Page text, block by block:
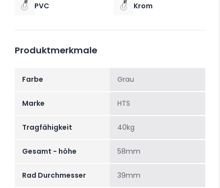
PVC Krom
Produktmerkmale
Farbe Grau
Marke HTS
Tragfähigkeit 40kg
Gesamt - höhe 58mm
Rad Durchmesser 39mm